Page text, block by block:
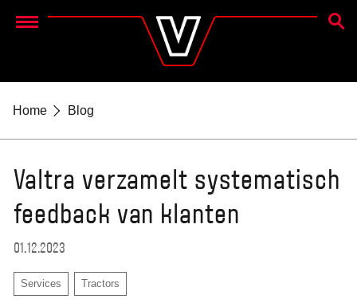
Menu
ZOEK
Home Blog
Valtra verzamelt systematisch
feedback van klanten
01.12.2023
Services Tractors